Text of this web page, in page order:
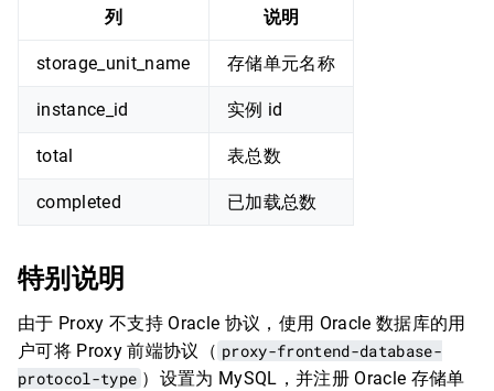
列 说明
storage_unit_name 存储单元名称
instance_id 实例 id
total 表总数
completed 已加载总数
特别说明
由于 Proxy 不支持 Oracle 协议，使用 Oracle 数据库的用
户可将 Proxy 前端协议（ proxy-frontend-database-
protocol-type ）设置为 MySQL，并注册 Oracle 存储单